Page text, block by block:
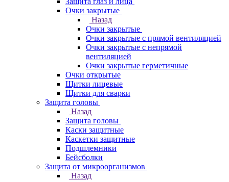
Очки закрытые
Назад
Очки закрытые
Очки закрытые с прямой вентиляцией
Очки закрытые с непрямой
вентиляцией
Очки закрытые герметичные
Очки открытые
Щитки лицевые
Щитки для сварки
Защита головы
Назад
Защита головы
Каски защитные
Каскетки защитные
Подшлемники
Бейсболки
Защита от микроорганизмов
Назад